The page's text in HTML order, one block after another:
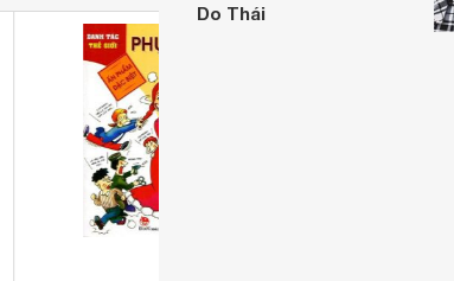
Do Thái